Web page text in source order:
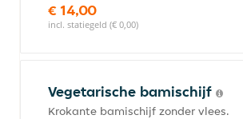
€ 14,00
incl. statiegeld (€ 0,00)
Vegetarische bamischijf
Krokante bamischijf zonder vlees.